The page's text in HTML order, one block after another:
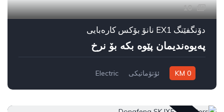
10
دۆنگفێنگ EX1 نانۆ بۆکس کارەبایی
پەیوەندیمان پێوە بکە بۆ نرخ
0 KM ئۆتۆماتیکی
Electric